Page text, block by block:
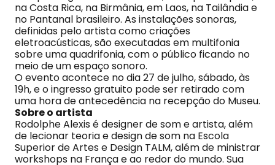
na Costa Rica, na Birmânia, em Laos, na Tailândia e
no Pantanal brasileiro. As instalações sonoras,
definidas pelo artista como criações
eletroacústicas, são executadas em multifonia
sobre uma quadrifonia, com o público ficando no
meio de um espaço sonoro.
O evento acontece no dia 27 de julho, sábado, às
19h, e o ingresso gratuito pode ser retirado com
uma hora de antecedência na recepção do Museu.
Sobre o artista
Rodolphe Alexis é designer de som e artista, além
de lecionar teoria e design de som na Escola
Superior de Artes e Design TALM, além de ministrar
workshops na França e ao redor do mundo. Sua